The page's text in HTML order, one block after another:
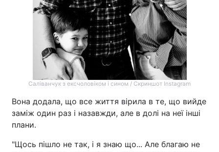
Саліванчук з ексчоловіком і сином / Скриншот Instagram
Вона додала, що все життя вірила в те, що вийде
заміж один раз і назавжди, але в долі на неї інші
плани.
"Щось пішло не так, і я знаю що... Але благаю не